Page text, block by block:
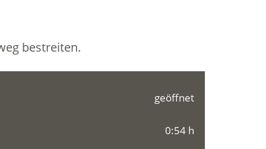
bestreiten.
geöffnet
0:54 h